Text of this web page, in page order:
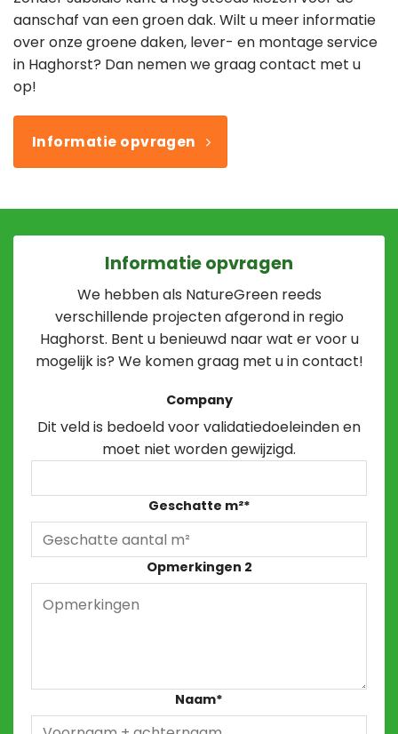
aanschaf van een groen dak. Wilt u meer informatie
over onze groene daken, lever- en montage service
in Haghorst? Dan nemen we graag contact met u
op!
Informatie opvragen
Informatie opvragen
We hebben als NatureGreen reeds
verschillende projecten afgerond in regio
Haghorst. Bent u benieuwd naar wat er voor u
mogelijk is? We komen graag met u in contact!
Company
Dit veld is bedoeld voor validatiedoeleinden en
moet niet worden gewijzigd.
Geschatte m²*
Opmerkingen 2
Naam*